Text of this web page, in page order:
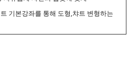
기본강좌를 통해 도형,챠트 변형하는